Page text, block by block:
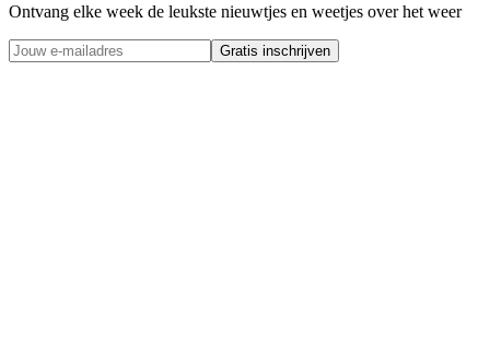
Ontvang elke week de leukste nieuwtjes en weetjes over het weer
Gratis inschrijven